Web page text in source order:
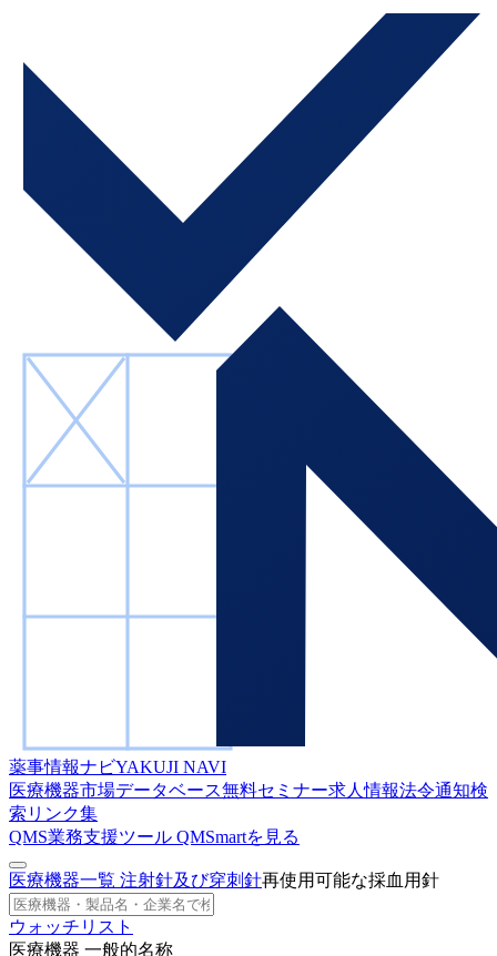
薬事情報ナビYAKUJI NAVI
医療機器市場データベース無料セミナー求人情報法令通知検
索 リンク集
QMS業務支援ツール QMSmartを見る
医療機器一覧 注射針及び穿刺針再使用可能な採血用針
ウォッチリスト
医療機器 一般的名称